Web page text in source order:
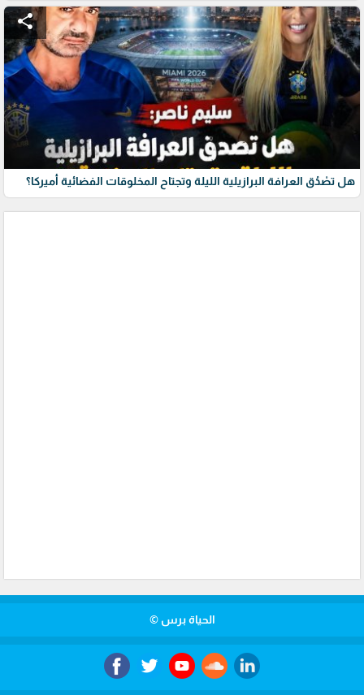
share
هل تصْدُق العرافة البرازيلية الليلة وتجتاح المخلوقات الفضائية أميركا؟
الحياة برس ©